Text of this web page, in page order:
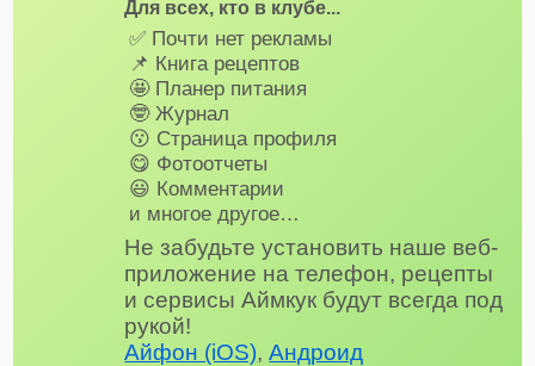
Для всех, кто в клубе...
✅ Почти нет рекламы
📌 Книга рецептов
🤩 Планер питания
🤓 Журнал
😗 Страница профиля
😋 Фотоотчеты
😃 Комментарии
и многое другое…
Не забудьте установить наше веб-
приложение на телефон, рецепты
и сервисы Аймкук будут всегда под
рукой!
Айфон (iOS),Андроид